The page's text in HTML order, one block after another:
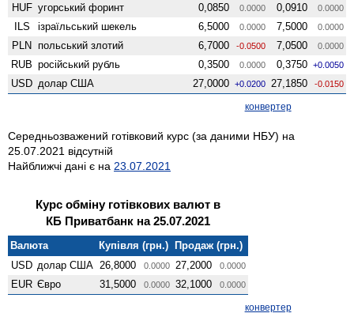
HUF угорський форинт 0,0850 0.0000 0,0910 0.0000
ILS ізраїльський шекель 6,5000 0.0000 7,5000 0.0000
PLN польський злотий 6,7000 -0.0500 7,0500 0.0000
RUB російський рубль 0,3500 0.0000 0,3750 +0.0050
USD долар США 27,0000 +0.0200 27,1850 -0.0150
конвертер
Середньозважений готівковий курс (за даними НБУ) на
25.07.2021 відсутній
Найближчі дані є на 23.07.2021
Курс обміну готівкових валют в
КБ Приватбанк на 25.07.2021
Валюта Купівля (грн.) Продаж (грн.)
USD долар США 26,8000 0.0000 27,2000 0.0000
EUR Євро 31,5000 0.0000 32,1000 0.0000
конвертер